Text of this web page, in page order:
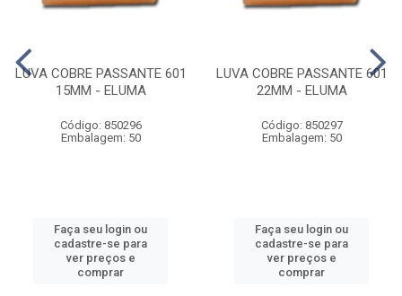
LUVA COBRE PASSANTE 601
15MM - ELUMA
Código: 850296
Embalagem: 50
Faça seu login ou
cadastre-se para
ver preços e
comprar
LUVA COBRE PASSANTE 601
22MM - ELUMA
Código: 850297
Embalagem: 50
Faça seu login ou
cadastre-se para
ver preços e
comprar